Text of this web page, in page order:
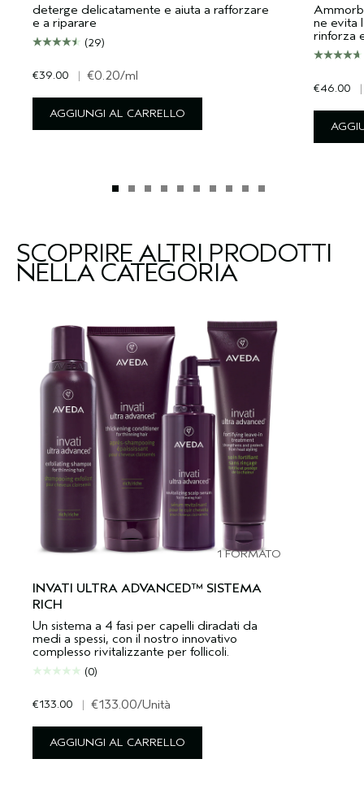
deterge delicatamente e aiuta a rafforzare
e a riparare
(29)
€39.00 | €0.20/ml
AGGIUNGI AL CARRELLO
ne evita
rinforza
€46.00 |
SCOPRIRE ALTRI PRODOTTI
NELLA CATEGORIA
1 FORMATO
INVATI ULTRA ADVANCED™ SISTEMA
RICH
Un sistema a 4 fasi per capelli diradati da
medi a spessi, con il nostro innovativo
complesso rivitalizzante per follicoli.
(0)
€133.00 | €133.00/Unità
AGGIUNGI AL CARRELLO